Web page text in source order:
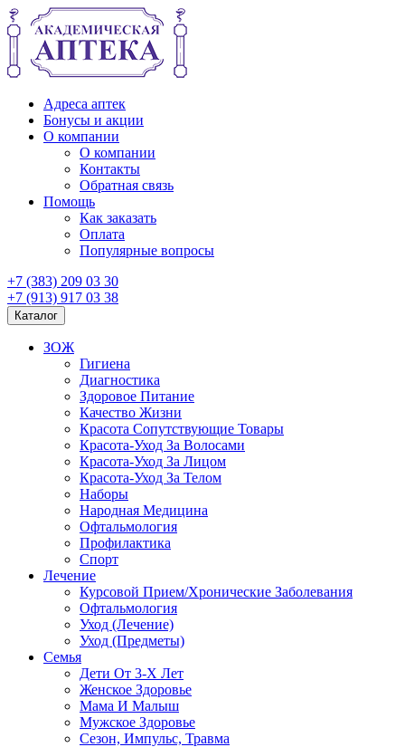
Адреса аптек
Бонусы и акции
О компании
О компании
Контакты
Обратная связь
Помощь
Как заказать
Оплата
Популярные вопросы
+7 (383) 209 03 30
+7 (913) 917 03 38
Каталог
ЗОЖ
Гигиена
Диагностика
Здоровое Питание
Качество Жизни
Красота Сопутствующие Товары
Красота-Уход За Волосами
Красота-Уход За Лицом
Красота-Уход За Телом
Наборы
Народная Медицина
Офтальмология
Профилактика
Спорт
Лечение
Курсовой Прием/Хронические Заболевания
Офтальмология
Уход (Лечение)
Уход (Предметы)
Семья
Дети От 3-Х Лет
Женское Здоровье
Мама И Малыш
Мужское Здоровье
Сезон, Импульс, Травма